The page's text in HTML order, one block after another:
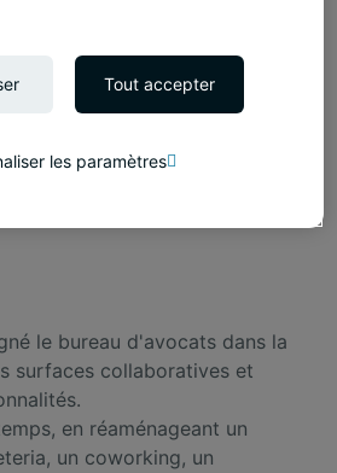
suite à la
le bureau d'avocats dans la
surfaces collaboratives et
en réaménageant un
un coworking, un
Tout accepter
les paramètres